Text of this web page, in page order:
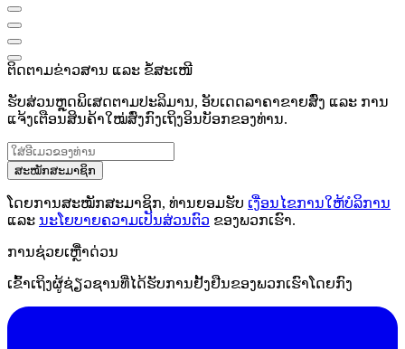
ຕິດຕາມຂ່າວສານ ແລະ ຂໍ້ສະເໜີ
ຮັບສ່ວນຫຼຸດພິເສດຕາມປະລິມານ, ອັບເດດລາຄາຂາຍສົ່ງ ແລະ ການ
ແຈ້ງເຕືອນສິນຄ້າໃໝ່ສົ່ງກົງເຖິງອິນບັອກຂອງທ່ານ.
ສະໝັກສະມາຊິກ
ໂດຍການສະໝັກສະມາຊິກ, ທ່ານຍອມຮັບ ເງື່ອນໄຂການໃຫ້ບໍລິການ
ແລະ ນະໂຍບາຍຄວາມເປັນສ່ວນຕົວ ຂອງພວກເຮົາ.
ການຊ່ວຍເຫຼືໍາດ່ວນ
ເຂົ້າເຖິງຜູ້ຊ່ຽວຊານທີ່ໄດ້ຮັບການຢັ້ງຢືນຂອງພວກເຮົາໂດຍກົງ